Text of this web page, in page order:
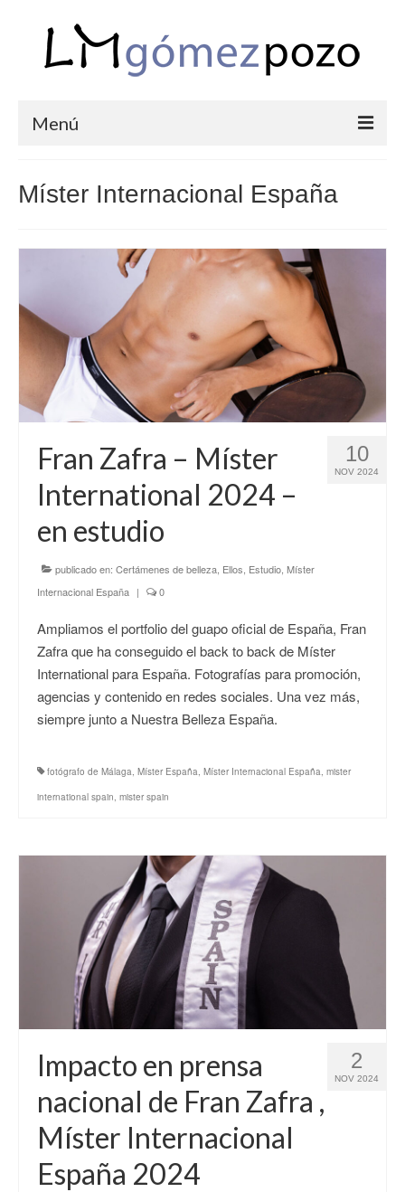
Menú
COMUNIONES
CORPORATIVAS
SEMANA SANTA
BLOG
SOBRE LM
Míster Internacional España
10
NOV 2024
Fran Zafra – Míster
International 2024 –
en estudio
publicado en: Certámenes de belleza Ellos Estudio Míster
Internacional España | 0
Ampliamos el portfolio del guapo oficial de España, Fran
Zafra que ha conseguido el back to back de Míster
International para España. Fotografías para promoción,
agencias y contenido en redes sociales. Una vez más,
siempre junto a Nuestra Belleza España.
fotógrafo de Málaga, Míster España, Míster Internacional España, mister
international spain, mister spain
2
NOV 2024
Impacto en prensa
nacional de Fran Zafra ,
Míster Internacional
España 2024